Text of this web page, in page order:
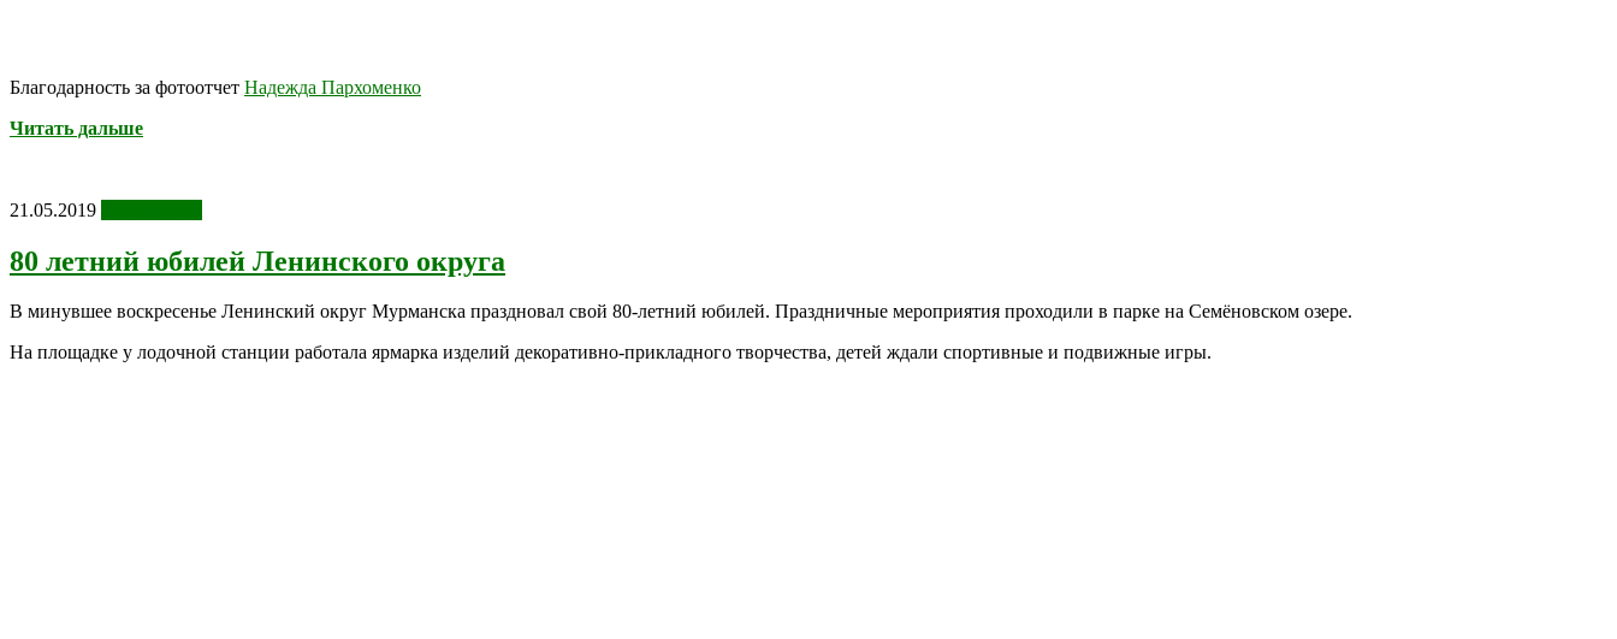
Благодарность за фотоотчет Надежда Пархоменко
Читать дальше
21.05.2019
80 летний юбилей Ленинского округа
В минувшее воскресенье Ленинский округ Мурманска праздновал свой 80-летний юбилей. Праздничные мероприятия проходили в парке на Семёновском озере.
На площадке у лодочной станции работала ярмарка изделий декоративно-прикладного творчества, детей ждали спортивные и подвижные игры.